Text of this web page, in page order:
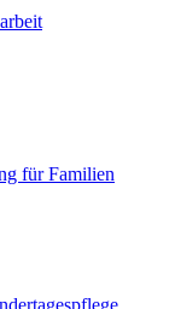
für Familien